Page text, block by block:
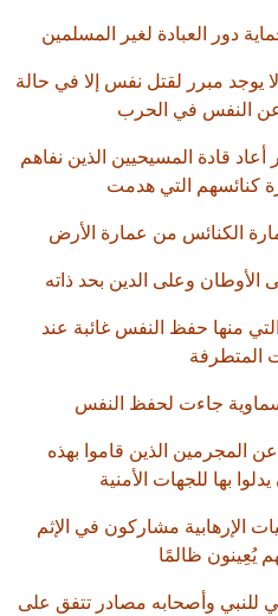
دور العبادة لغير المسلمين
مبرر لقتل نفس إلا في حالة
النفس في الحرب
المسيحيين الذين نفاهم
التي هدمت
الكنائس من عمارة الأرض
وعلى الدين بحد ذاته
منها حفظ النفس غائبة عند
جاءت لحفظ النفس
الذين قاموا بهذه
بها للجهات الأمنية
مشاركون في الإثم
ظالمًا
وأصحابه مصادر تتفق على